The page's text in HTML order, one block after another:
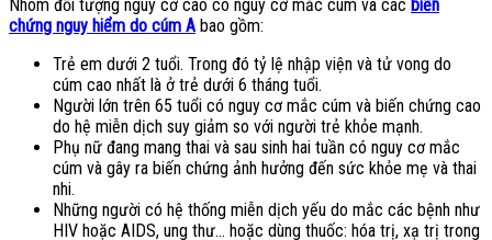
Nhóm đối tượng nguy cơ cao có nguy cơ mắc cúm và các biến
chứng nguy hiểm do cúm A bao gồm:
Trẻ em dưới 2 tuổi. Trong đó tỷ lệ nhập viện và tử vong do
cúm cao nhất là ở trẻ dưới 6 tháng tuổi.
Người lớn trên 65 tuổi có nguy cơ mắc cúm và biến chứng cao
do hệ miễn dịch suy giảm so với người trẻ khỏe mạnh.
Phụ nữ đang mang thai và sau sinh hai tuần có nguy cơ mắc
cúm và gây ra biến chứng ảnh hưởng đến sức khỏe mẹ và thai
nhi.
Những người có hệ thống miễn dịch yếu do mắc các bệnh như
HIV hoặc AIDS, ung thư… hoặc dùng thuốc: hóa trị, xạ trị trong